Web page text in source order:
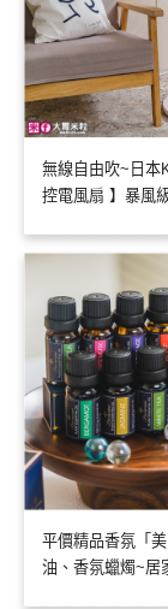
無線自由吹~日本
控電風扇 】暴風
平價精品香氛「
油、香氛蠟燭~居